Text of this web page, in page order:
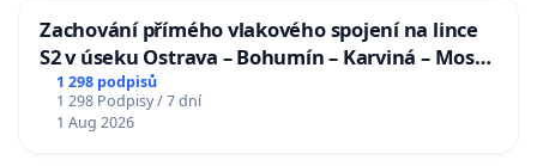
Zachování přímého vlakového spojení na lince
S2 v úseku Ostrava – Bohumín – Karviná – Mosty
u Jablunkova
1 298 podpisů
1 298 Podpisy / 7 dní
1 Aug 2026